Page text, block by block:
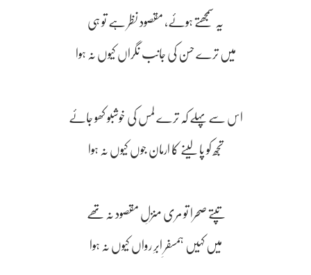
یہ سمجھتے ہوئے، مقصود نظر ہے تو ہی
میں ترے حسن کی جانب نگراں کیوں نہ ہوا
اس سے پہلے کہ ترے لمس کی خوشبو کھو جائے
تجھ کو پا لینے کا ارمان جوں کیوں نہ ہوا
تپتے صحرا تو مری منزلِ مقصود نہ تھے
میں کہیں ہمسفرِ ابرِ رواں کیوں نہ ہوا